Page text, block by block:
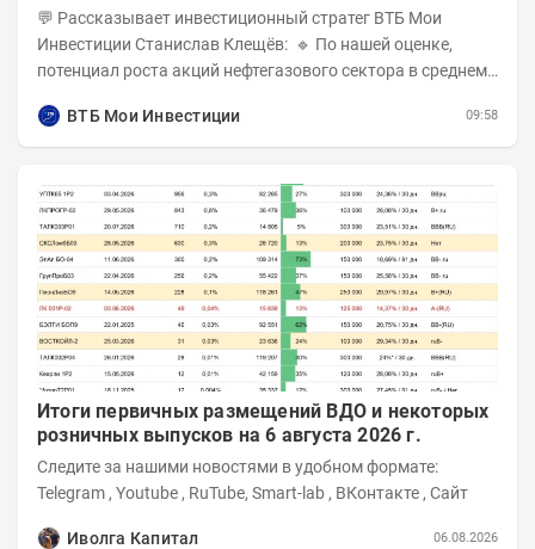
💬 Рассказывает инвестиционный стратег ВТБ Мои
Инвестиции Станислав Клещёв: 🔹 По нашей оценке,
потенциал роста акций нефтегазового сектора в среднем
ВТБ Мои Инвестиции
09:58
Итоги первичных размещений ВДО и некоторых
розничных выпусков на 6 августа 2026 г.
Следите за нашими новостями в удобном формате:
Telegram , Youtube , RuTube, Smart-lab , ВКонтакте , Сайт
Иволга Капитал 06.08.2026